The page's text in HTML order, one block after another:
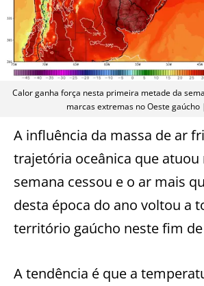
Calor ganha força nesta primeira metade da
marcas extremas no Oeste gaúcho
A influência da massa de ar
trajetória oceânica que atuou
semana cessou e o ar mais
desta época do ano voltou a
território gaúcho neste fim
A tendência é que a